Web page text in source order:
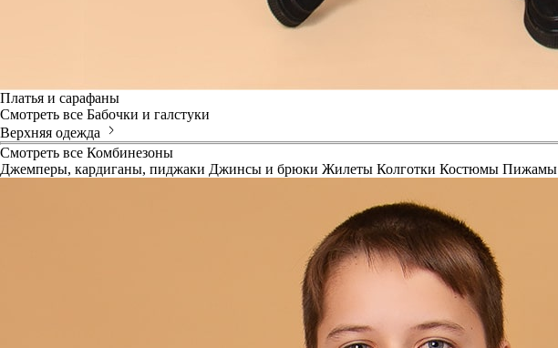
Платья и сарафаны
Смотреть все Бабочки и галстуки
Верхняя одежда
Смотреть все Комбинезоны
Джемперы, кардиганы, пиджаки Джинсы и брюки Жилеты Колготки Костюмы Пижамы